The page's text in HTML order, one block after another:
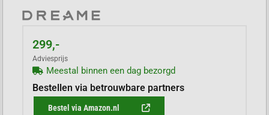
299,-
Adviesprijs
Meestal binnen een dag bezorgd
Bestellen via betrouwbare partners
Bestel via Amazon.nl